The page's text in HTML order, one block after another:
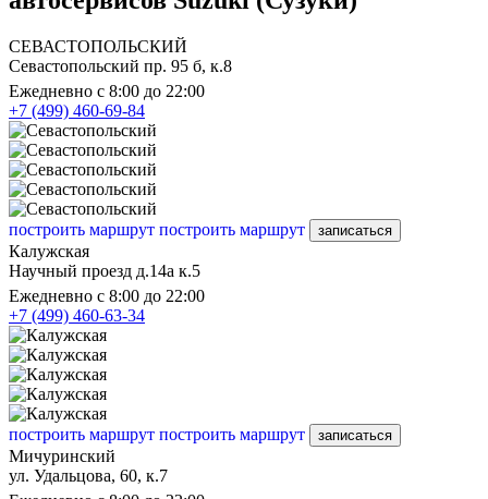
СЕВАСТОПОЛЬСКИЙ
Севастопольский пр. 95 б, к.8
Ежедневно с 8:00 до 22:00
+7 (499) 460-69-84
построить маршрут построить маршрут записаться
Калужская
Научный проезд д.14а к.5
Ежедневно с 8:00 до 22:00
+7 (499) 460-63-34
построить маршрут построить маршрут записаться
Мичуринский
ул. Удальцова, 60, к.7